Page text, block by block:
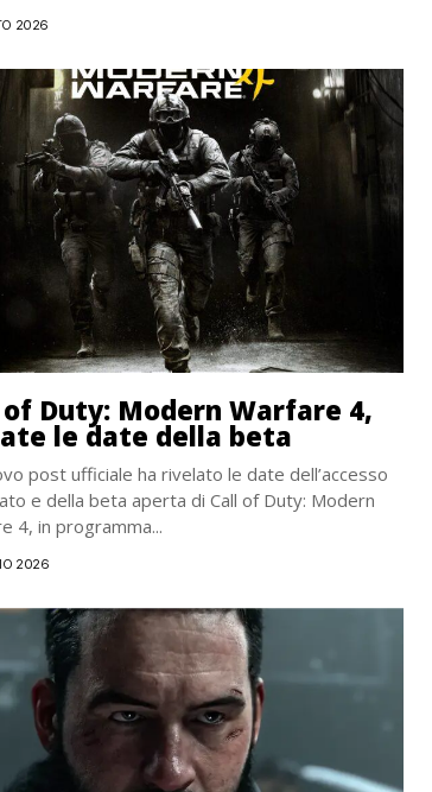
2026
of Duty: Modern Warfare 4,
le date della beta
post ufficiale ha rivelato le date dell’accesso
e della beta aperta di Call of Duty: Modern
4, in programma...
2026